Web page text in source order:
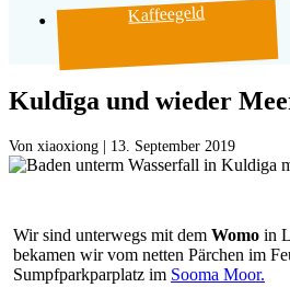
Kaffeegeld
Kuldīga und wieder
Von 13. September 2019
Wir sind unterwegs mit dem Womo in
bekamen wir vom netten Pärchen im
Sumpfparkparplatz im Sooma Moor.